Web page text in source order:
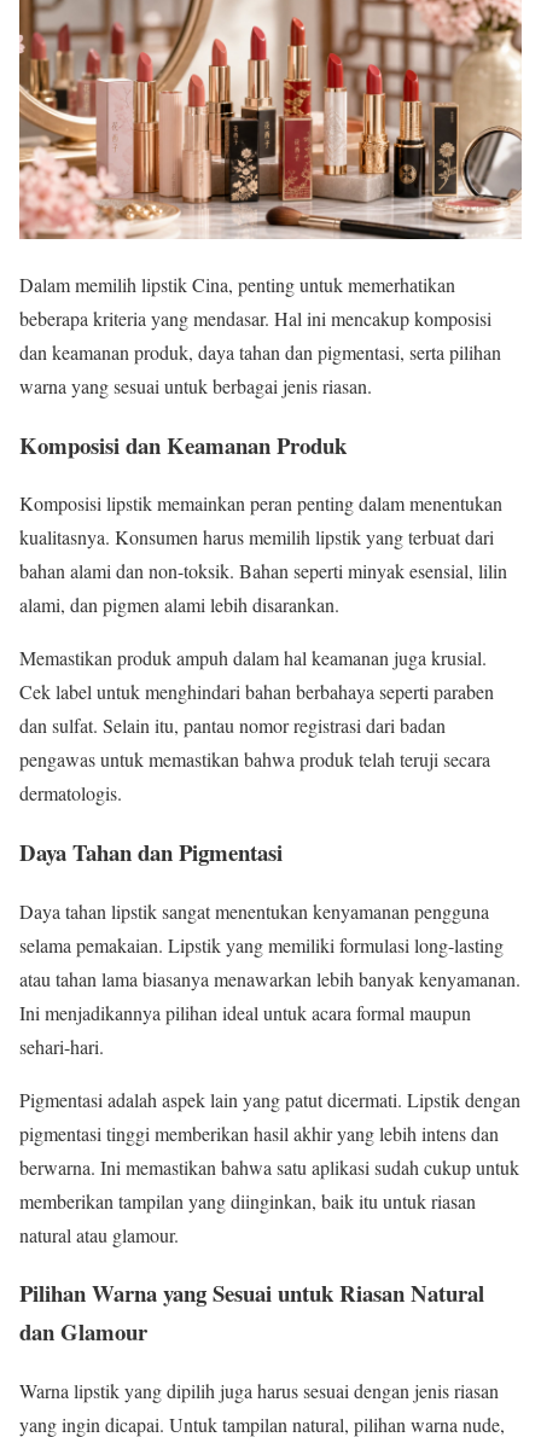
Dalam memilih lipstik Cina, penting untuk memerhatikan
beberapa kriteria yang mendasar. Hal ini mencakup komposisi
dan keamanan produk, daya tahan dan pigmentasi, serta pilihan
warna yang sesuai untuk berbagai jenis riasan.
Komposisi dan Keamanan Produk
Komposisi lipstik memainkan peran penting dalam menentukan
kualitasnya. Konsumen harus memilih lipstik yang terbuat dari
bahan alami dan non-toksik. Bahan seperti minyak esensial, lilin
alami, dan pigmen alami lebih disarankan.
Memastikan produk ampuh dalam hal keamanan juga krusial.
Cek label untuk menghindari bahan berbahaya seperti paraben
dan sulfat. Selain itu, pantau nomor registrasi dari badan
pengawas untuk memastikan bahwa produk telah teruji secara
dermatologis.
Daya Tahan dan Pigmentasi
Daya tahan lipstik sangat menentukan kenyamanan pengguna
selama pemakaian. Lipstik yang memiliki formulasi long-lasting
atau tahan lama biasanya menawarkan lebih banyak kenyamanan.
Ini menjadikannya pilihan ideal untuk acara formal maupun
sehari-hari.
Pigmentasi adalah aspek lain yang patut dicermati. Lipstik dengan
pigmentasi tinggi memberikan hasil akhir yang lebih intens dan
berwarna. Ini memastikan bahwa satu aplikasi sudah cukup untuk
memberikan tampilan yang diinginkan, baik itu untuk riasan
natural atau glamour.
Pilihan Warna yang Sesuai untuk Riasan Natural
dan Glamour
Warna lipstik yang dipilih juga harus sesuai dengan jenis riasan
yang ingin dicapai. Untuk tampilan natural, pilihan warna nude,